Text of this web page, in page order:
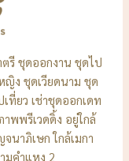
ตรี ชุดออกงาน ชุดไป
ญิง ชุดเวียดนาม ชุด
ที่ยว เช่าชุดออกเดท
าพพรีเวดดิ้ง อยู่ใกล้
นาภิเษก ใกล้เมกา
มคำแหง 2